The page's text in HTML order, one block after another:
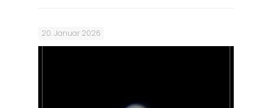
20. Januar 2026